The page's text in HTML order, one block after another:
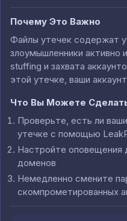
Почему Это Важно
Файлы утечек содержат
злоумышленники активно
stuffing и захвата
этой утечке, ваши
Что Вы Можете
Проверьте, есть ли
утечке с помощью
Настройте оповещения
доменов
Немедленно смените
скомпрометированных